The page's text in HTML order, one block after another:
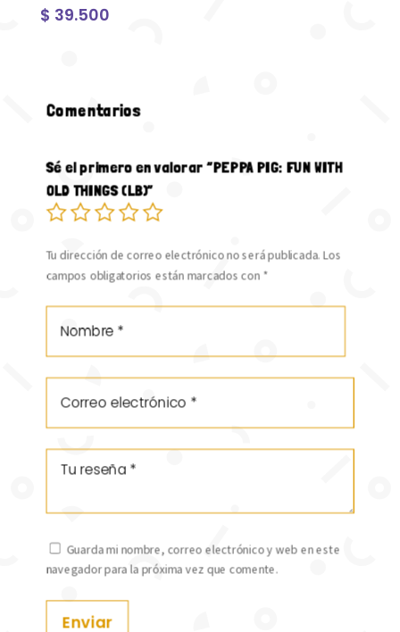
$ 39.500
Comentarios
Sé el primero en valorar “PEPPA PIG: FUN WITH
OLD THINGS (LB)”
Tu dirección de correo electrónico no será publicada. Los
campos obligatorios están marcados con *
Guarda mi nombre, correo electrónico y web en este
navegador para la próxima vez que comente.
Enviar